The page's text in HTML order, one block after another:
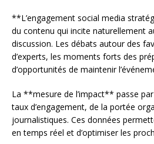
**L’engagement social media
du contenu qui incite naturellement
discussion. Les débats autour des
d’experts, les moments forts des
d’opportunités de maintenir
La **mesure de l’impact** passe
taux d’engagement, de la portée
journalistiques. Ces données
en temps réel et d’optimiser les